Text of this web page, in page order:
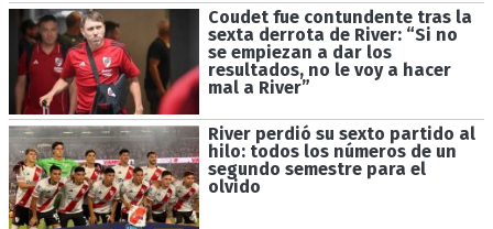
Coudet fue contundente tras la
sexta derrota de River: “Si no
se empiezan a dar los
resultados, no le voy a hacer
mal a River”
River perdió su sexto partido al
hilo: todos los números de un
segundo semestre para el
olvido